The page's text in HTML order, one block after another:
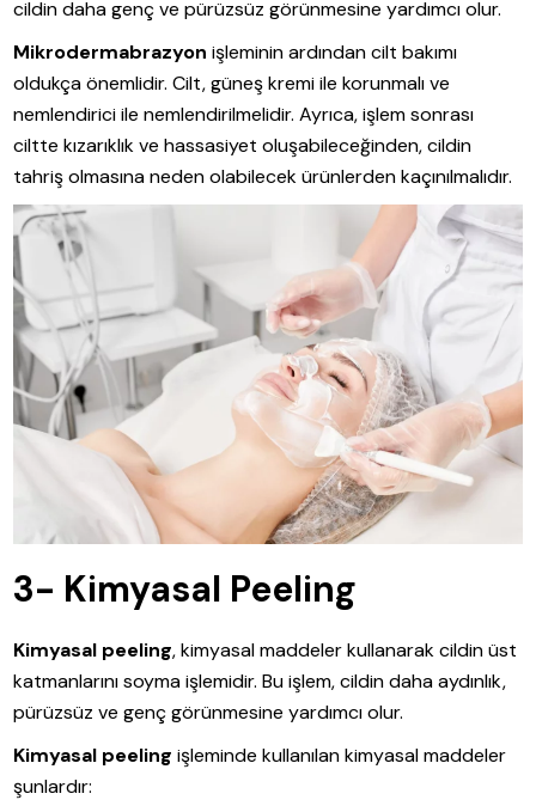
cildin daha genç ve pürüzsüz görünmesine yardımcı olur.
Mikrodermabrazyon işleminin ardından cilt bakımı
oldukça önemlidir. Cilt, güneş kremi ile korunmalı ve
nemlendirici ile nemlendirilmelidir. Ayrıca, işlem sonrası
ciltte kızarıklık ve hassasiyet oluşabileceğinden, cildin
tahriş olmasına neden olabilecek ürünlerden kaçınılmalıdır.
3- Kimyasal Peeling
Kimyasal peeling, kimyasal maddeler kullanarak cildin üst
katmanlarını soyma işlemidir. Bu işlem, cildin daha aydınlık,
pürüzsüz ve genç görünmesine yardımcı olur.
Kimyasal peeling işleminde kullanılan kimyasal maddeler
şunlardır: